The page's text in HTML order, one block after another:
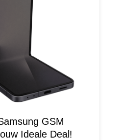
GSM
Ideale Deal!